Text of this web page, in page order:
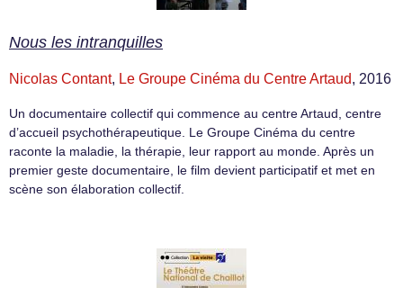
Nous les intranquilles
Nicolas Contant, Le Groupe Cinéma du Centre Artaud, 2016
Un documentaire collectif qui commence au centre Artaud, centre
d’accueil psychothérapeutique. Le Groupe Cinéma du centre
raconte la maladie, la thérapie, leur rapport au monde. Après un
premier geste documentaire, le film devient participatif et met en
scène son élaboration collectif.